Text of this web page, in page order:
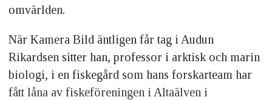
omvärlden.
När Kamera Bild äntligen får tag i Audun
Rikardsen sitter han, professor i arktisk och marin
biologi, i en fiskegård som hans forskarteam har
fått låna av fiskeföreningen i Altaälven i